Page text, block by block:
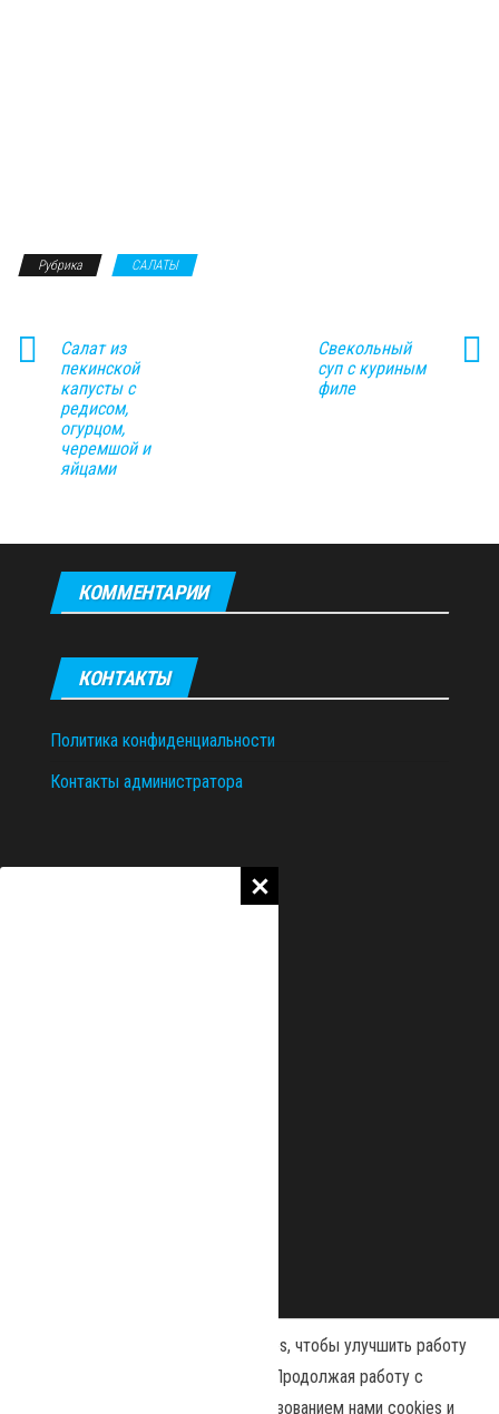
Рубрика САЛАТЫ
Салат из
пекинской
капусты с
редисом,
огурцом,
черемшой и
яйцами
Свекольный
суп с куриным
филе
КОММЕНТАРИИ
КОНТАКТЫ
Политика конфиденциальности
Контакты администратора
Наш сайт использует файлы cookies, чтобы улучшить работу
и повысить эффективность сайта. Продолжая работу с
сайтом, вы соглашаетесь с использованием нами cookies и